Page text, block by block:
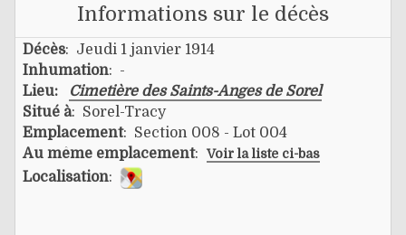
Informations sur le décès
Décès: Jeudi 1 janvier 1914
Inhumation: -
Lieu:
Cimetière des Saints-Anges de Sorel
Situé à: Sorel-Tracy
Emplacement: Section 008 - Lot 004
Au même emplacement: Voir la liste ci-bas
Localisation: